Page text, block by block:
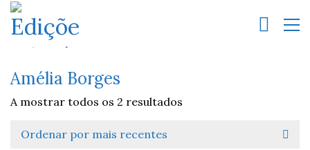
Amélia Borges
A mostrar todos os 2 resultados
Ordenar por mais recentes